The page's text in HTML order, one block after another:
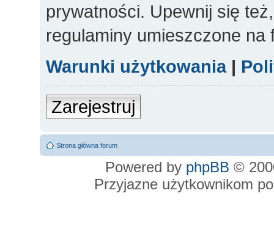
prywatności. Upewnij się
regulaminy umieszczone na
Warunki użytkowania|
Zarejestruj
Strona główna forum
Powered by phpBB ©
Przyjazne użytkownikom